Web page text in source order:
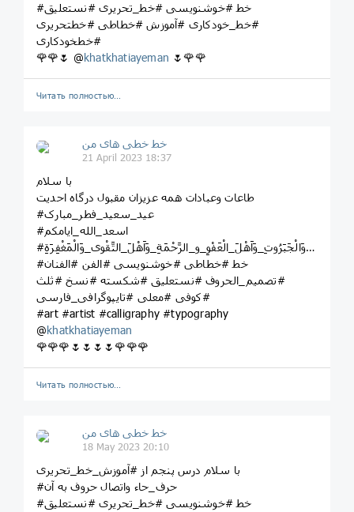
#خط #خوشنویسی #خط_تحریری #نستعلیق
#خط_خودکاری #آموزش #خطاطی #خطتحریری
#خطخودکاری
🌹🌹🌷 @khatkhatiayeman 🌷🌹🌹
Читать полностью…
خط خطی های من
21 April 2023 18:37
با سلام
طاعات وعبادات همه عزیزان مقبول درگاه احدیت
#عید_سعید_فطر_مبارک
#اسعد_الله_ایامکم
#اللّهُمَّ_اَهْلَ_الْکِبْرِیاَّءِ_و_َالْعَظَمَةِ_وَاَهْلَ_الْجُودِ_وَالْجَبَرُوتِ_وَاَهْلَ_الْعَفْوِ_و_الرَّحْمَةِ_وَاَهْلَ_التَّقْوى_وَالْمَغْفِرَةِ
#خط #خطاطی #خوشنویسی #الفن #الفنان
#تصمیم_الحروف #نستعلیق #شکسته #نسخ #ثلث
#کوفی #معلی #تایپوگرافی_فارسی
#art #artist #calligraphy #typography
@khatkhatiayeman
🌹🌹🌹🌷🌷🌷🌷🌹🌹🌹
Читать полностью…
خط خطی های من
18 May 2023 20:10
با سلام درس پنجم از #آموزش_خط_تحریری
#حرف_حاء واتصال حروف به آن
#خط #خوشنویسی #خط_تحریری #نستعلیق